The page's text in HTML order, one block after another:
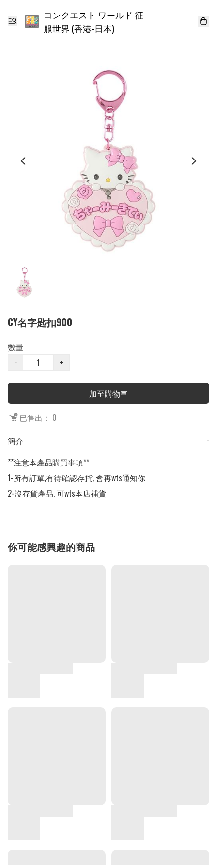
コンクエスト ワールド 征
服世界 (香港-日本)
CY名字匙扣900
數量
−
+
加至購物車
已售出： 0
簡介
−
**注意本產品購買事項**
1-所有訂單,有待確認存貨, 會再wts通知你
2-沒存貨產品, 可wts本店補貨
你可能感興趣的商品